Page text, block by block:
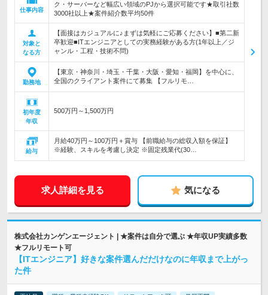
仕事内容
ク・サーバーなど幅広い領域のPJから選択可能です★取引社数
3000社以上★案件紹介数平均50件
対象と
なる方
【面接はカジュアルに♪まずは気軽にご応募ください】■第二新
卒歓迎■ITエンジニアとしての実務経験がある方(1年以上／ジ
ャンル・工程・技術不問)
勤務地
【東京・神奈川・埼玉・千葉・大阪・愛知・福岡】を中心に、
全国のクライアント案件にて募集 【フルリモ…
初年度
年収
500万円～1,500万円
給与
月給40万円～100万円＋賞与 【前職給与の総収入額を保証】
※経験、スキルを考慮し決定 ※固定残業代(30…
求人詳細を見る 気になる
株式会社カンゲンエージェント | ★案件は自分で選ぶ ★年収UP実績多数
★フルリモート可
【ITエンジニア】好きな案件選んだだけなのに年収まで上がっ
た件